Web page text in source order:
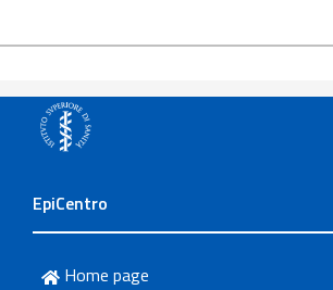
EpiCentro
Home page